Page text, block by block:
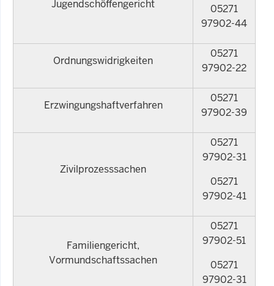
Jugendschöffengericht
05271
97902-44
Ordnungswidrigkeiten
05271
97902-22
Erzwingungshaftverfahren
05271
97902-39
Zivilprozesssachen
05271
97902-31
05271
97902-41
Familiengericht,
Vormundschaftssachen
05271
97902-51
05271
97902-31